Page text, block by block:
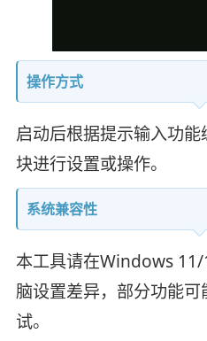
操作方式
启动后根据提示输入功
块进行设置或操作。
系统兼容性
本工具请在Windows
脑设置差异，部分功能
试。